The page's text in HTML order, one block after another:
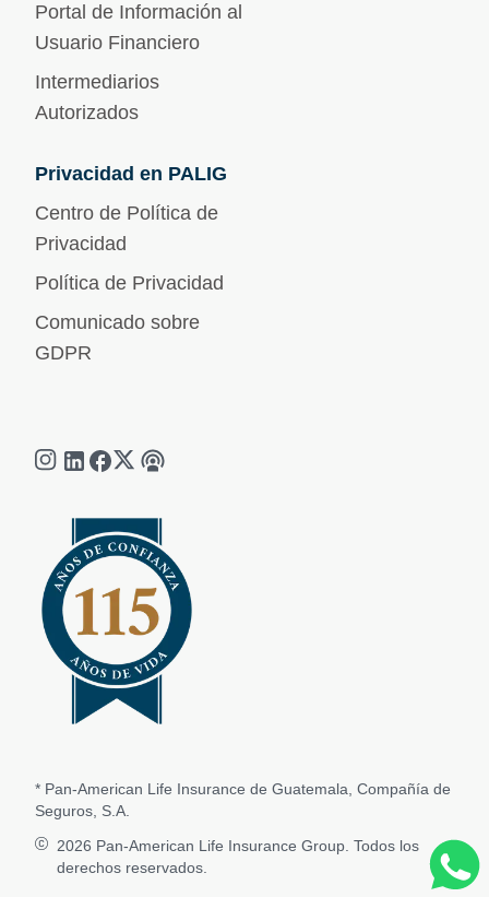
Portal de Información al
Usuario Financiero
Intermediarios
Autorizados
Privacidad en PALIG
Centro de Política de
Privacidad
Política de Privacidad
Comunicado sobre
GDPR
* Pan-American Life Insurance de Guatemala, Compañía de
Seguros, S.A.
2026 Pan-American Life Insurance Group. Todos los
derechos reservados.